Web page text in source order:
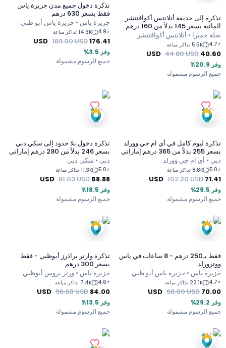
تذكرة إلى حديقة أتلانتس أكوافنتشر
المائية بسعر 145 بدلاً من 160 درهم
إماراتي
نخلة جميرا • أتلانتس أكوافنتشر
⭐
4.7 5.5K تذاكر مباعة
40.60
USD 44.80USD
جميع الرسوم مشمولة
وفر 20.9%
تذكرة دخول جميع مدن جزيرة ياس
فقط بسعر 630 درهم
جزيرة ياس • جزيرة ياس أبو ظبي
⭐
4.9 14.3K تذاكر مباعة
176.41
USD 189.00USD
جميع الرسوم مشمولة
وفر 3.5%
تذكرة ليوم كامل في أي ام جي وورلد
بسعر 255 بدلاً من 365 درهم إماراتي
دبي • أي ام جي وورلد
⭐
5.0 8.8K تذاكر مباعة
71.41
USD 102.20USD
جميع الرسوم مشمولة
وفر 29.5%
تذكرة دخول بلا حدود إلى سكي دبي
بسعر 246 بدلاً من 290 درهم إماراتي
دبي • سكي دبي
⭐
5.0 11.3K تذاكر مباعة
68.88
USD 81.03USD
جميع الرسوم مشمولة
وفر 18.5%
فقط بـ250 درهم - 8 ساعات في ياس
ووترورلد
جزيرة ياس • جزيرة ياس أبو ظبي
⭐
4.7 22.1K تذاكر مباعة
70.00
USD 98.00USD
جميع الرسوم مشمولة
وفر 29.2%
تذكرة وارنر براذرز أبوظبي - فقط
بسعر 300 درهم
جزيرة ياس • ورنر بروس أبوظبي
⭐
4.6 7.4K تذاكر مباعة
84.00
USD 96.60USD
جميع الرسوم مشمولة
وفر 13.5%